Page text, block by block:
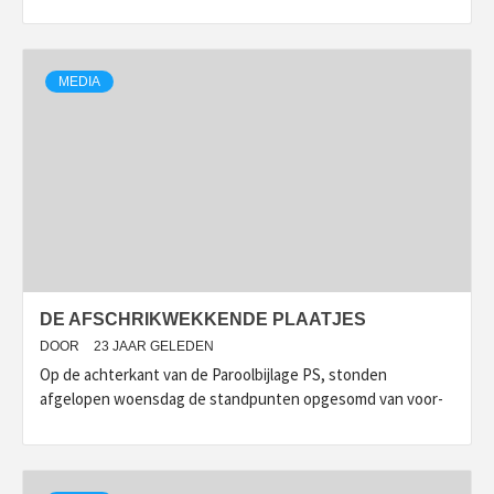
MEDIA
DE AFSCHRIKWEKKENDE PLAATJES
DOOR 23 JAAR GELEDEN
Op de achterkant van de Paroolbijlage PS, stonden
afgelopen woensdag de standpunten opgesomd van voor-